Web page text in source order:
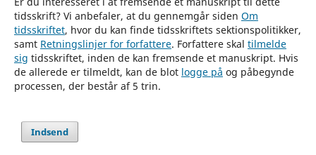
tidsskrift? Vi anbefaler, at du gennemgår siden Om
tidsskriftet, hvor du kan finde tidsskriftets sektionspolitikker,
samt Retningslinjer for forfattere. Forfattere skal tilmelde
sig tidsskriftet, inden de kan fremsende et manuskript. Hvis
de allerede er tilmeldt, kan de blot logge på og påbegynde
processen, der består af 5 trin.
Indsend